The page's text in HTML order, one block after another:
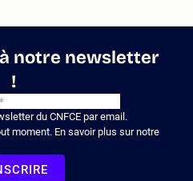
notre newsletter
!
du CNFCE par email.
moment. En savoir plus sur notre